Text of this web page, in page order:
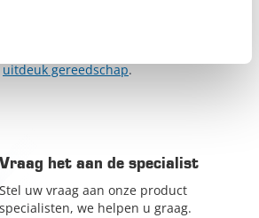
uitdeuk gereedschap.
Vraag het aan de specialist
Stel uw vraag aan onze product
specialisten, we helpen u graag.